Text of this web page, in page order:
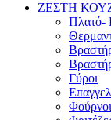
ΖΕΣΤΗ
Πλατό-
Γύροι